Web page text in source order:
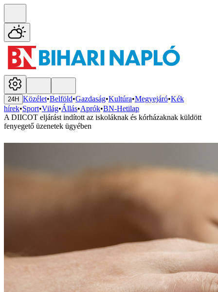
24H Közélet•Belföld•Gazdaság•Kultúra•Megyejáró•Kék
hírek•Sport•Világ•Állás•Aprók•BN-Hetilap
A DIICOT eljárást indított az iskoláknak és kórházaknak küldött
fenyegető üzenetek ügyében